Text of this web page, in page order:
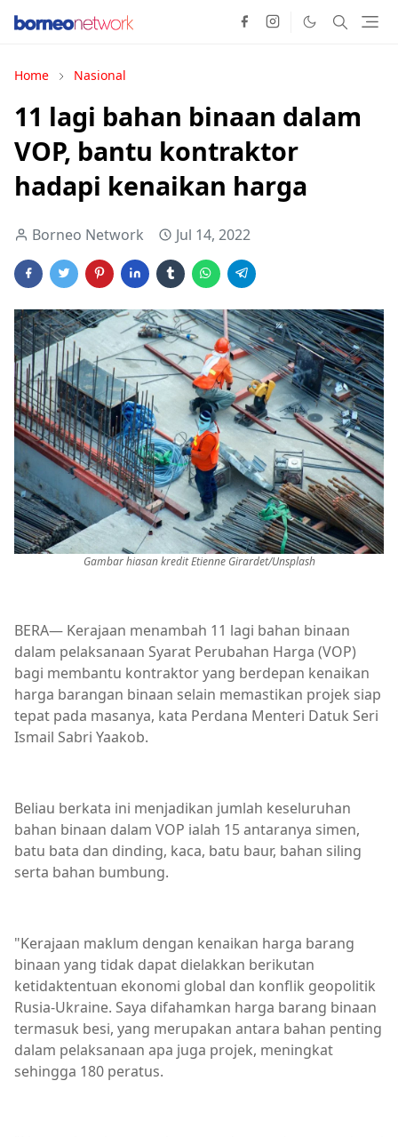
Home Nasional
11 lagi bahan binaan dalam
VOP, bantu kontraktor
hadapi kenaikan harga
Borneo Network Jul 14, 2022
Gambar hiasan kredit Etienne Girardet/Unsplash
BERA— Kerajaan menambah 11 lagi bahan binaan
dalam pelaksanaan Syarat Perubahan Harga (VOP)
bagi membantu kontraktor yang berdepan kenaikan
harga barangan binaan selain memastikan projek siap
tepat pada masanya, kata Perdana Menteri Datuk Seri
Ismail Sabri Yaakob.
Beliau berkata ini menjadikan jumlah keseluruhan
bahan binaan dalam VOP ialah 15 antaranya simen,
batu bata dan dinding, kaca, batu baur, bahan siling
serta bahan bumbung.
"Kerajaan maklum dengan kenaikan harga barang
binaan yang tidak dapat dielakkan berikutan
ketidaktentuan ekonomi global dan konflik geopolitik
Rusia-Ukraine. Saya difahamkan harga barang binaan
termasuk besi, yang merupakan antara bahan penting
dalam pelaksanaan apa juga projek, meningkat
sehingga 180 peratus.